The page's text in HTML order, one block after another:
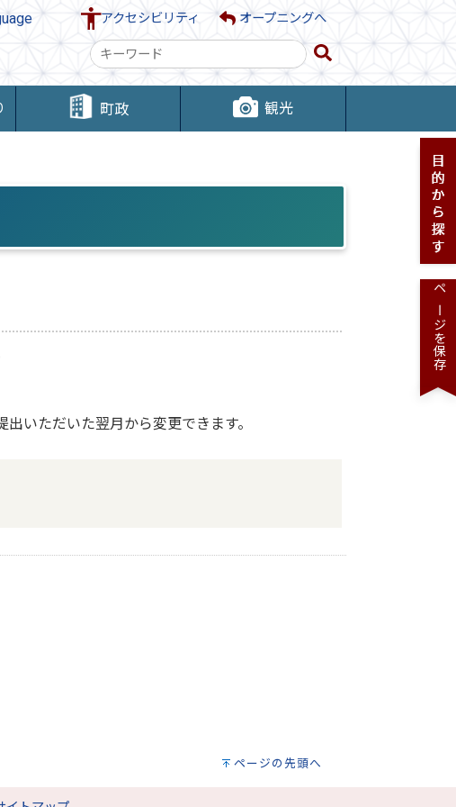
アクセシビリティ オープニングへ
検
索
キ
ー
ド
町政 観光
いただいた翌月から変更できます。
ページの先頭へ
ページを保存